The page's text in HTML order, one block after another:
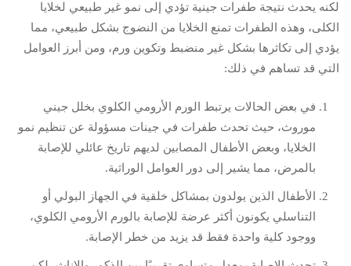
لكنه يحدث نتيجة طفرات جينية تؤدي إلى نمو غير طبيعي لخلايا
الكلى، وهذه الطفرات تمنع الخلايا من النضوج بشكل طبيعي، مما
يؤدي إلى تكاثرها بشكل غير منضبط وتكوين ورم، ومن أبرز العوامل
التي قد تساهم في ذلك:
في بعض الحالات يرتبط الورم الأرومي الكلوي بخلل جيني
موروث، حيث تحدث طفرات في جينات مسؤولة عن تنظيم نمو
الخلايا، وبعض الأطفال المصابين لديهم تاريخ عائلي للإصابة
بالمرض، مما يشير إلى دور العوامل الوراثية.
الأطفال الذين يولدون بمشاكل خلقية في الجهاز البولي أو
التناسلي يكونون أكثر عرضة للإصابة بالورم الأرومي الكلوي،
ووجود كلية واحدة فقط قد يزيد من خطر الإصابة.